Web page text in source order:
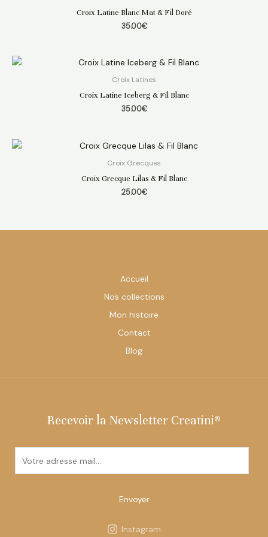
Croix Latine Blanc Mat & Fil Doré
35.00€
Croix Latines
Croix Latine Iceberg & Fil Blanc
35.00€
Croix Grecques
Croix Grecque Lilas & Fil Blanc
25.00€
Accueil
Nos collections
Mon histoire
Contact
Blog
Recevoir la Newsletter Creatini®
Envoyer
Instagram